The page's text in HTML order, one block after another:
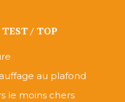
/ TOP
au plafond
le moins chers